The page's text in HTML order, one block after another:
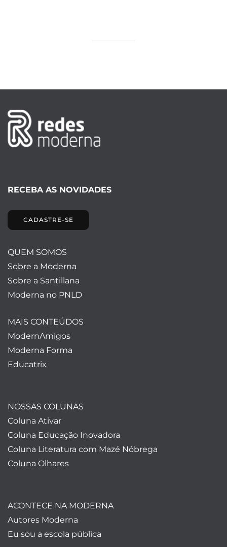
RECEBA AS NOVIDADES
CADASTRE-SE
QUEM SOMOS
Sobre a Moderna
Sobre a Santillana
Moderna no PNLD
MAIS CONTEÚDOS
ModernAmigos
Moderna Forma
Educatrix
NOSSAS COLUNAS
Coluna Ativar
Coluna Educação Inovadora
Coluna Literatura com Mazé Nóbrega
Coluna Olhares
ACONTECE NA MODERNA
Autores Moderna
Eu sou a escola pública